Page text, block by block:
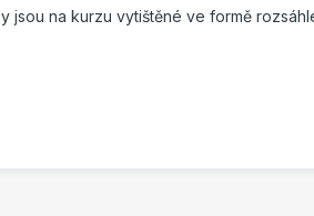
jsou na kurzu vytištěné ve formě